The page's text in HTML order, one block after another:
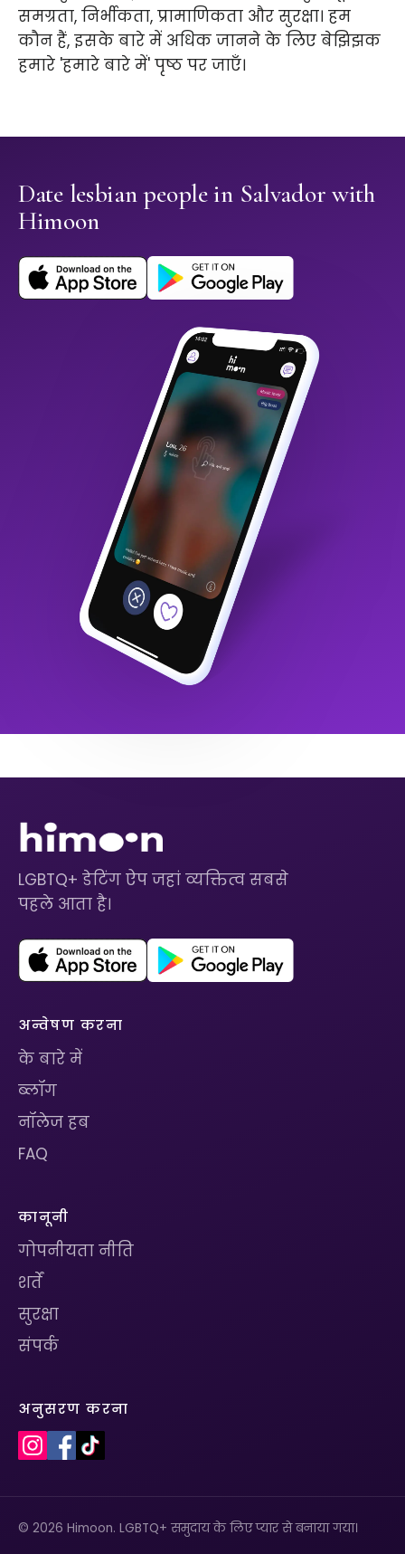
समग्रता, निर्भीकता, प्रामाणिकता और सुरक्षा। हम
कौन हैं, इसके बारे में अधिक जानने के लिए बेझिझक
हमारे 'हमारे बारे में' पृष्ठ पर जाएँ।
Date lesbian people in Salvador with
Himoon
LGBTQ+ डेटिंग ऐप जहां व्यक्तित्व सबसे
पहले आता है।
अन्वेषण करना
के बारे में
ब्लॉग
नॉलेज हब
FAQ
कानूनी
गोपनीयता नीति
शर्तें
सुरक्षा
संपर्क
अनुसरण करना
© 2026 Himoon. LGBTQ+ समुदाय के लिए प्यार से बनाया गया।